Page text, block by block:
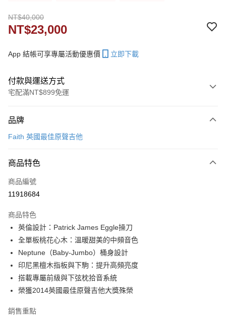
NT$40,000
NT$23,000
App 結帳可享專屬活動優惠價 立即下載
付款與運送方式
宅配滿NT$899免運
信用卡一次付款
3 期 0 利率 每期
合作金庫商業銀行
上海商業儲蓄銀行
臺灣中小企業銀行
匯豐（台灣）商業銀行
華泰商業銀行
聯邦商業銀行
遠東國際商業銀行
元大商業銀行
永豐商業銀行
玉山商業銀行
星展（台灣）商業銀行
台灣樂天信用卡公司
合作金庫商業銀行
上海商業儲蓄銀行
國泰世華商業銀行
兆豐國際商業銀行
匯豐（台灣）商業銀行
華泰商業銀行
聯邦商業銀行
遠東國際商業銀行
元大商業銀行
永豐商業銀行
玉山商業銀行
台新國際商業銀行
中國信託商業銀行
12 期 0 利率 每期
華南商業銀行
上海商業儲蓄銀行
台北富邦商業銀行
國泰世華商業銀行
兆豐國際商業銀行
臺灣中小企業銀行
台中商業銀行
聯邦商業銀行
遠東國際商業銀行
元大商業銀行
玉山商業銀行
星展（台灣）商業銀行
台灣樂天信用卡公司
Apple Pay
悠遊付
Google Pay
品牌
Faith 英國最佳原聲吉他
商品特色
商品編號
11918684
商品特色
英倫設計：Patrick James Eggle操刀
全單板桃花心木：溫暖甜美的中頻音色
Neptune（Baby-Jumbo）桶身設計
印尼黑檀木指板與下駒：提升高頻亮度
搭載專屬前級與下弦枕拾音系統
榮獲2014英國最佳原聲吉他大獎殊榮
銷售重點